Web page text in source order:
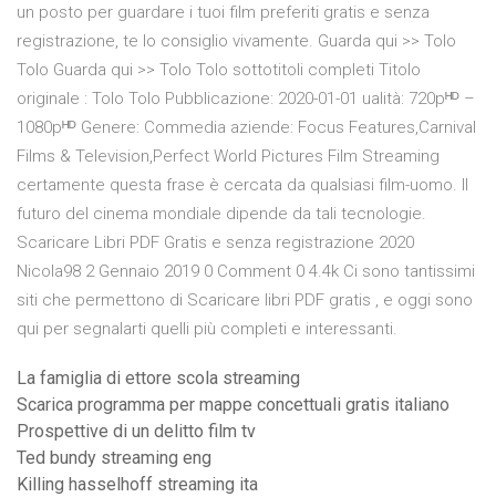
un posto per guardare i tuoi film preferiti gratis e senza
registrazione, te lo consiglio vivamente. Guarda qui >> Tolo
Tolo Guarda qui >> Tolo Tolo sottotitoli completi Titolo
originale : Tolo Tolo Pubblicazione: 2020-01-01 ualità: 720pᴴᴰ –
1080pᴴᴰ Genere: Commedia aziende: Focus Features,Carnival
Films & Television,Perfect World Pictures Film Streaming
certamente questa frase è cercata da qualsiasi film-uomo. Il
futuro del cinema mondiale dipende da tali tecnologie.
Scaricare Libri PDF Gratis e senza registrazione 2020
Nicola98 2 Gennaio 2019 0 Comment 0 4.4k Ci sono tantissimi
siti che permettono di Scaricare libri PDF gratis , e oggi sono
qui per segnalarti quelli più completi e interessanti.
La famiglia di ettore scola streaming
Scarica programma per mappe concettuali gratis italiano
Prospettive di un delitto film tv
Ted bundy streaming eng
Killing hasselhoff streaming ita